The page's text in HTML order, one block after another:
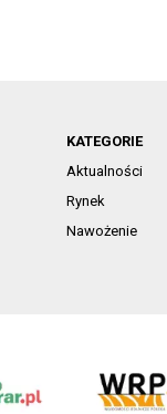
KATEGORIE
Aktualności
Rynek
Nawożenie